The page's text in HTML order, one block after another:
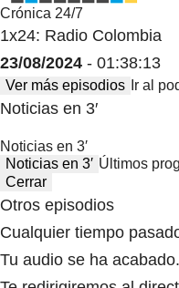
Crónica 24/7
1x24: Radio Colombia
23/08/2024 - 01:38:13
Ver más episodios Ir al
Noticias en 3′
Noticias en 3′
Noticias en 3′ Últimos
Cerrar
Otros episodios
Cualquier tiempo
Tu audio se ha acabado.